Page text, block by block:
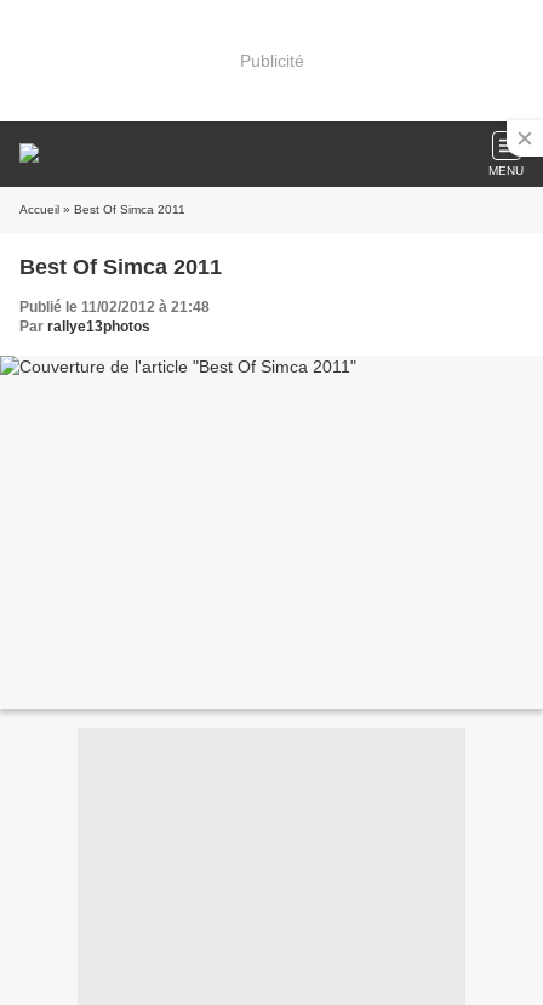
Publicité
MENU
Accueil » Best Of Simca 2011
Best Of Simca 2011
Publié le 11/02/2012 à 21:48
Par rallye13photos